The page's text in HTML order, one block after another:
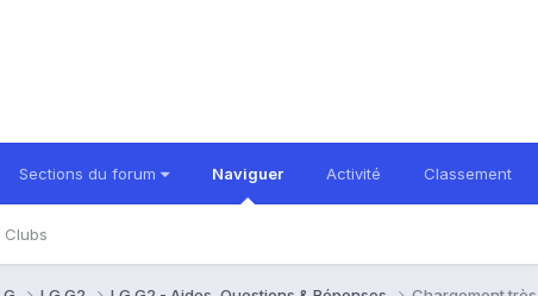
Sections du forum Naviguer
Clubs
Activité Classement